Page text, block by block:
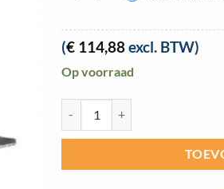
(€ 114,88excl. BTW)
Op voorraad